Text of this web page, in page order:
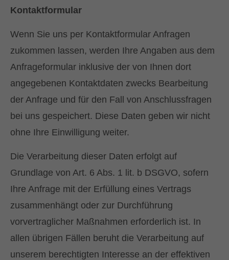
Kontaktformular
Wenn Sie uns per Kontaktformular Anfragen
zukommen lassen, werden Ihre Angaben aus dem
Anfrageformular inklusive der von Ihnen dort
angegebenen Kontaktdaten zwecks Bearbeitung
der Anfrage und für den Fall von Anschlussfragen
bei uns gespeichert. Diese Daten geben wir nicht
ohne Ihre Einwilligung weiter.
Die Verarbeitung dieser Daten erfolgt auf
Grundlage von Art. 6 Abs. 1 lit. b DSGVO, sofern
Ihre Anfrage mit der Erfüllung eines Vertrags
zusammenhängt oder zur Durchführung
vorvertraglicher Maßnahmen erforderlich ist. In
allen übrigen Fällen beruht die Verarbeitung auf
unserem berechtigten Interesse an der effektiven